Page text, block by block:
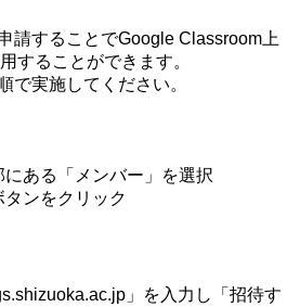
請することでGoogle Classroom上
することができます。
で実施してください。
にある「メンバー」を選択
タンをクリック
」を入力し「招待す